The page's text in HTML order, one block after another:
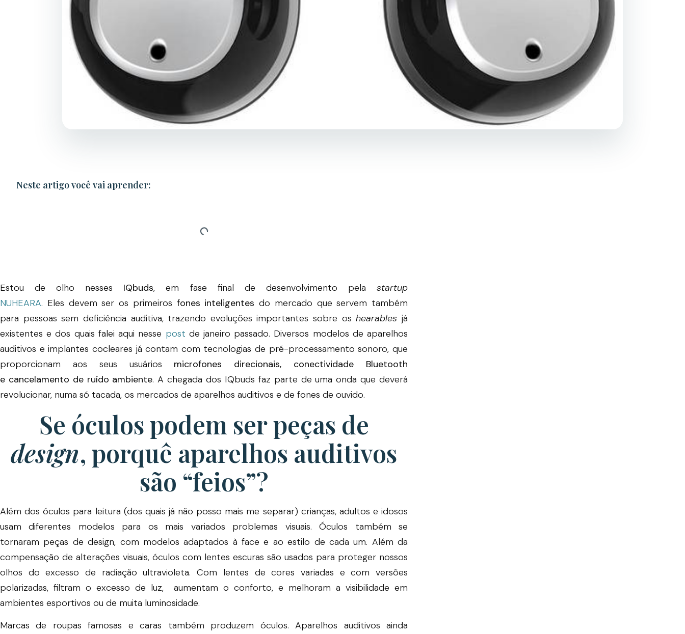
Neste artigo você vai aprender:
Estou de olho nesses IQbuds, em fase final de desenvolvimento pelastartup
NUHEARA. Eles devem ser os primeiros fones inteligentes do mercado que servem também
para pessoas sem deficiência auditiva, trazendo evoluções importantes sobre oshearables já
existentes e dos quais falei aqui nesse post de janeiro passado. Diversos modelos de aparelhos
auditivos e implantes cocleares já contam com tecnologias de pré-processamento sonoro, que
proporcionam aos seus usuários microfones direcionais, conectividade Bluetooth
e cancelamento de ruído ambiente. A chegada dos IQbuds faz parte de uma onda que deverá
revolucionar, numa só tacada, os mercados de aparelhos auditivos e de fones de ouvido.
Se óculos podem ser peças de
design, porquê aparelhos auditivos
são “feios”?
Além dos óculos para leitura (dos quais já não posso mais me separar) crianças, adultos e idosos
usam diferentes modelos para os mais variados problemas visuais. Óculos também se
tornaram peças de design, com modelos adaptados à face e ao estilo de cada um. Além da
compensação de alterações visuais, óculos com lentes escuras são usados para proteger nossos
olhos do excesso de radiação ultravioleta. Com lentes de cores variadas e com versões
polarizadas, filtram o excesso de luz, aumentam o conforto, e melhoram a visibilidade em
ambientes esportivos ou de muita luminosidade.
Marcas de roupas famosas e caras também produzem óculos. Aparelhos auditivos ainda